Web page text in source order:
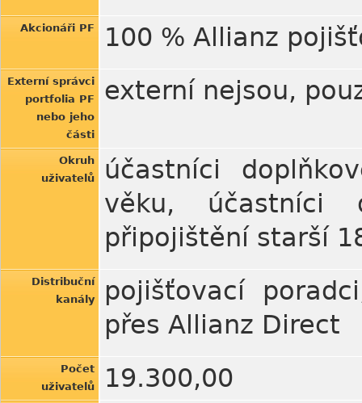
Akcionáři PF 100 % Allianz
Externí správci
portfolia PF
nebo jeho
části
externí nejsou,
Okruh
uživatelů
účastníci
věku, účastníci
připojištění starší
Distribuční
kanály
pojišťovací
přes Allianz Direct
Počet
uživatelů
19.300,00